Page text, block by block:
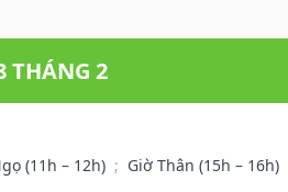
THÁNG 2
(11h – 12h) ; Giờ Thân (15h – 16h)